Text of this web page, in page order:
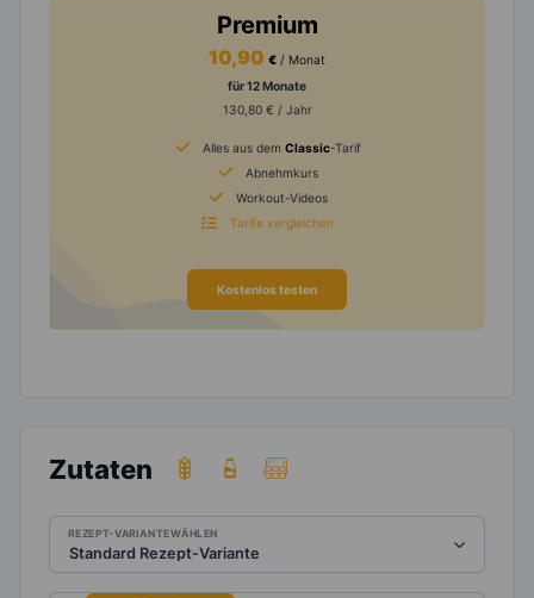
Premium
10,90 € / Monat
für 12 Monate
130,80 € / Jahr
Alles aus dem Classic-Tarif
Abnehmkurs
Workout-Videos
Tarife vergleichen
Kostenlos testen
Zutaten
REZEPT-VARIANTE WÄHLEN